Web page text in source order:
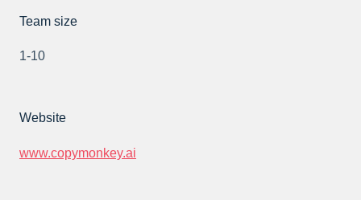
Team size
1-10
Website
www.copymonkey.ai